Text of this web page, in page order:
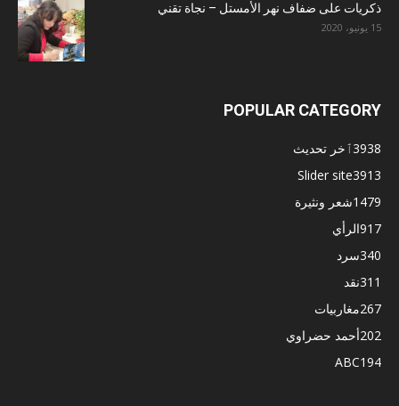
ذكريات على ضفاف نهر الأمستل – نجاة تقني
15 يونيو، 2020
POPULAR CATEGORY
ٱخر تحديث3938
Slider site3913
شعر ونثيرة1479
الرأي917
سرد340
نقد311
مغاربيات267
أحمد حضراوي202
ABC194